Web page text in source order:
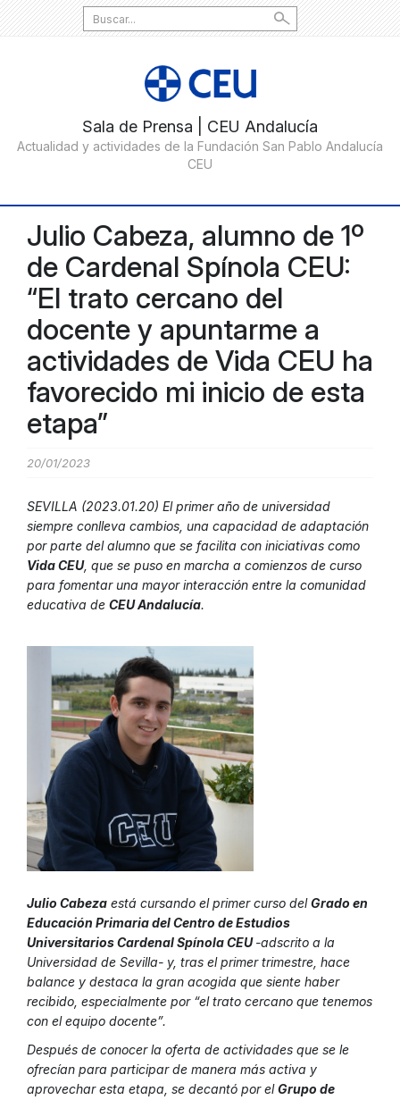
Search
for:
Julio Cabeza, alumno de 1º
de Cardenal Spínola CEU:
“El trato cercano del
docente y apuntarme a
actividades de Vida CEU ha
favorecido mi inicio de esta
etapa”
20/01/2023
SEVILLA (2023.01.20) El primer año de universidad
siempre conlleva cambios, una capacidad de adaptación
por parte del alumno que se facilita con iniciativas como
Vida CEU, que se puso en marcha a comienzos de curso
para fomentar una mayor interacción entre la comunidad
educativa de CEU Andalucía.
Julio Cabeza está cursando el primer curso delGrado en
Educación Primaria del Centro de Estudios
Universitarios Cardenal Spínola CEU-adscrito a la
Universidad de Sevilla- y, tras el primer trimestre, hace
balance y destaca la gran acogida que siente haber
recibido, especialmente por “el trato cercano que tenemos
con el equipo docente”.
Después de conocer la oferta de actividades que se le
ofrecían para participar de manera más activa y
aprovechar esta etapa, se decantó por elGrupo de